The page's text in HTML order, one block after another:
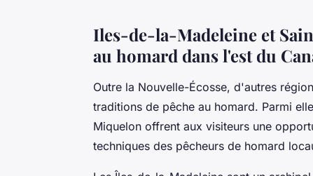
Iles-de-la-Madeleine et
au homard dans l'est du
Outre la Nouvelle-Écosse, d'autres
traditions de pêche au homard. Parmi
Miquelon offrent aux visiteurs une
techniques des pêcheurs de homard